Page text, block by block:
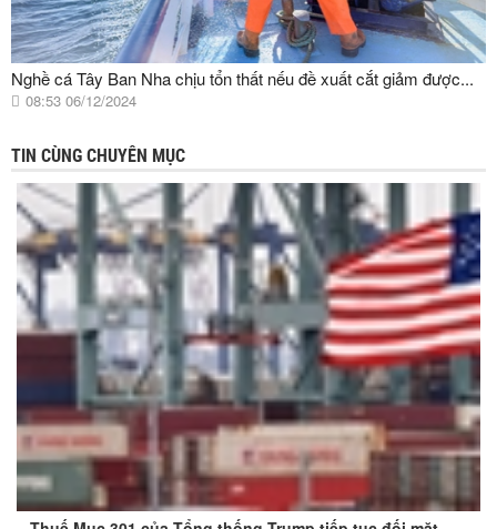
Nghề cá Tây Ban Nha chịu tổn thất nếu đề xuất cắt giảm được...
08:53 06/12/2024
TIN CÙNG CHUYÊN MỤC